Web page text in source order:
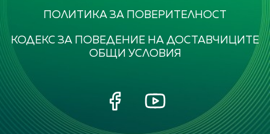
ПОЛИТИКА ЗА ПОВЕРИТЕЛНОСТ
КОДЕКС ЗА ПОВЕДЕНИЕ НА ДОСТАВЧИЦИТЕ
ОБЩИ УСЛОВИЯ